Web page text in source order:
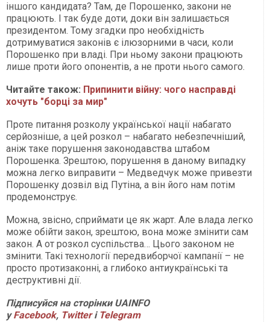
іншого кандидата? Там, де Порошенко, закони не
працюють. І так буде доти, доки він залишається
президентом. Тому згадки про необхідність
дотримуватися законів є ілюзорними в часи, коли
Порошенко при владі. При ньому закони працюють
лише проти його опонентів, а не проти нього самого.
Читайте також: Припинити війну: чого насправді
хочуть "борці за мир"
Проте питання розколу української нації набагато
серйозніше, а цей розкол – набагато небезпечніший,
аніж таке порушення законодавства штабом
Порошенка. Зрештою, порушення в даному випадку
можна легко виправити – Медведчук може привезти
Порошенку дозвіл від Путіна, а він його нам потім
продемонструє.
Можна, звісно, сприймати це як жарт. Але влада легко
може обійти закон, зрештою, вона може змінити сам
закон. А от розкол суспільства… Цього законом не
змінити. Такі технології передвиборчої кампанії – не
просто протизаконні, а глибоко антиукраїнські та
деструктивні дії.
Підписуйся на сторінки UAINFO
уFacebook, Twitterі Telegram